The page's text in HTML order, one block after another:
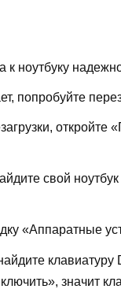
к ноутбуку
попробуйте
откройте
свой
«Аппаратные
клавиатуру
значит